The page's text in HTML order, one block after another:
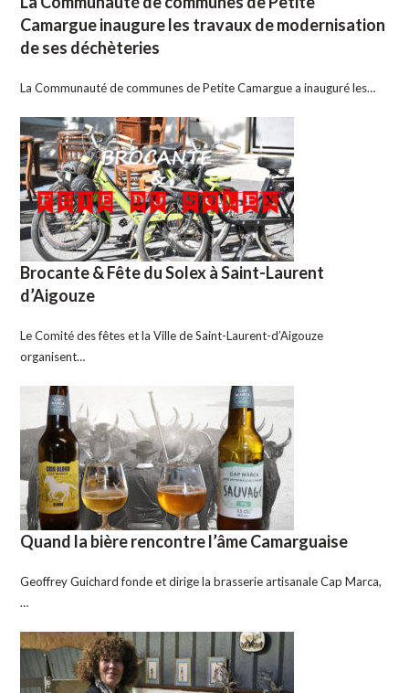
Camargue inaugure les travaux de modernisation
de ses déchèteries
La Communauté de communes de Petite Camargue a inauguré les…
Brocante & Fête du Solex à Saint-Laurent
d’Aigouze
Le Comité des fêtes et la Ville de Saint-Laurent-d’Aigouze
organisent…
Quand la bière rencontre l’âme Camarguaise
Geoffrey Guichard fonde et dirige la brasserie artisanale Cap Marca,
…